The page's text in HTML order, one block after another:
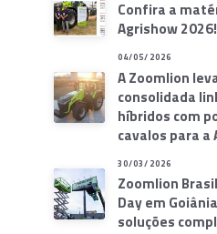
Confira a
Agrishow 2026!
04/05/2026
A Zoomlion
consolidada
híbridos com
cavalos para a
30/03/2026
Zoomlion
Day em
soluções